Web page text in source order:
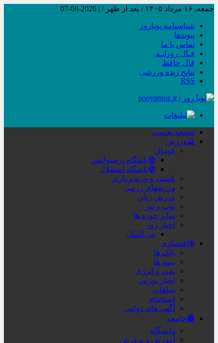
جمعه, ۱۶ مرداد ۱۴۰۵ / بعد از ظهر / |
2026-08-07
شناسنامه پویاروز
پیوندها
تماس با ما
فـال روزانـه
فال حافظ
نتایج زنده ورزشی
RSS
صفحه نخست
🔮ورزش
فوتبال
🔴باشگاه پرسپولیس
🔵باشگاه استقلال
کشتی و وزنه‌برداری
ورزشهای رزمی
ورزش زنان
توپ و تور
سایر حوزه ها
اخبار روز
بین الملل
❇اقتصادی
بانک ها
بیمه ها
نفت و انرژی
اخبار بورس
تبیلغات
استخدام
آگهی های دولتی
🟤جامعه
دانشگاه
آموزش و پرورش